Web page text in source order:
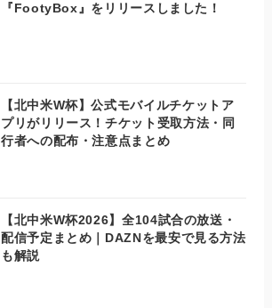
『FootyBox』をリリースしました！
【北中米W杯】公式モバイルチケットア
プリがリリース！チケット受取方法・同
行者への配布・注意点まとめ
【北中米W杯2026】全104試合の放送・
配信予定まとめ｜DAZNを最安で見る方法
も解説